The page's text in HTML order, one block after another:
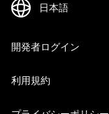
開発者ログイン
利用規約